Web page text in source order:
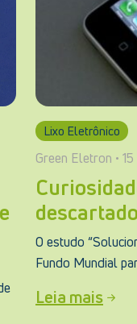
Lixo Eletrônico
Green Eletron •
O estudo
Fundo Mundial
Leia mais